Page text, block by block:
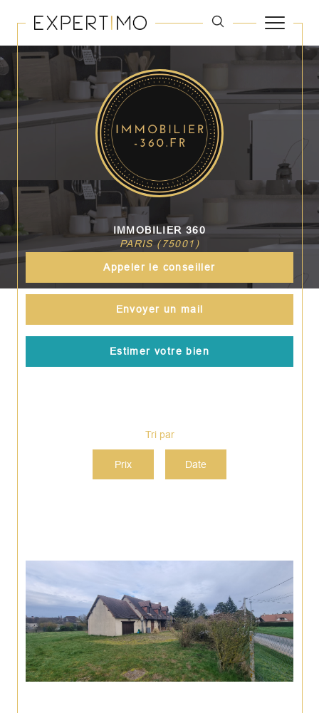
IMMOBILIER 360
PARIS (75001)
Appeler le conseiller
Envoyer un mail
Estimer votre bien
Tri par
Prix Date